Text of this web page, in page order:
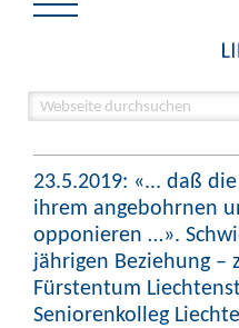
23.5.2019: «... daß
ihrem angebohrnen
opponieren …».
jährigen Beziehung –
Fürstentum
Seniorenkolleg